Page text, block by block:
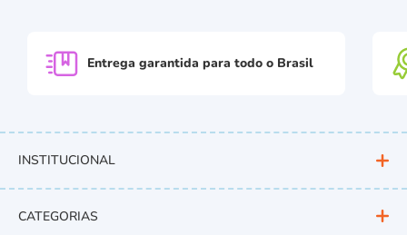
Entrega garantida para todo o Brasil
INSTITUCIONAL
CATEGORIAS